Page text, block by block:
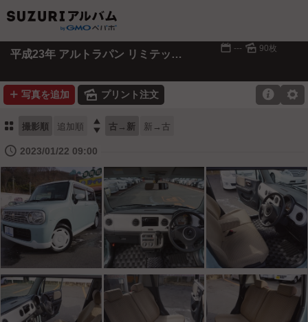
平成23年 アルトラパン リミテッド（薄緑／白） 📅 --- 🌄 90枚
➕ 写真を追加 🌄 プリント注文 ⚙

⚏ 撮影順 追加順  古→新 新→古
🕔 2023/01/22 09:00